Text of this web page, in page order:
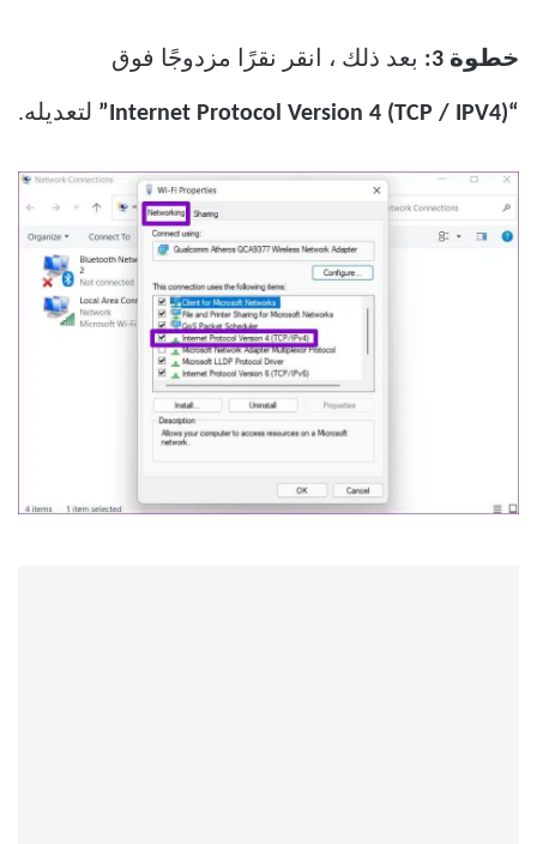
خطوة 3: بعد ذلك ، انقر نقرًا مزدوجًا فوق
“Internet Protocol Version 4 (TCP / IPV4)” لتعديله.